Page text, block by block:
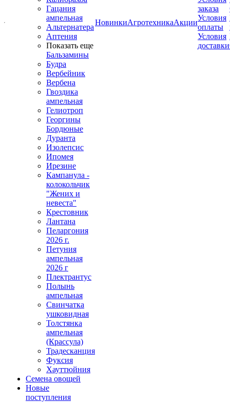
Гацания
ампельная
Альтернатера
Аптения
Показать еще
Бальзамины
Будра
Вербейник
Вербена
Гвоздика
ампельная
Гелиотроп
Георгины
Бордюные
Дуранта
Изолепсис
Ипомея
Ирезине
Кампанула -
колокольчик
"Жених и
невеста"
Крестовник
Лантана
Пеларгония
2026 г.
Петуния
ампельная
2026 г
Плектрантус
Полынь
ампельная
Свинчатка
ушковидная
Толстянка
ампельная
(Крассула)
Традесканция
Фуксия
Хауттюйния
Семена овощей
Новые
поступления
НовинкиАгротехникаАкции
заказа
Условия
оплаты
Условия
доставки